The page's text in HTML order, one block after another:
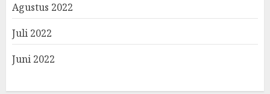
Agustus 2022
Juli 2022
Juni 2022